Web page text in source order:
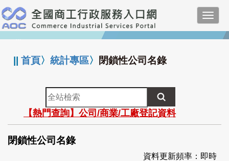
跳
到
主
要
:::
||首頁〉統計專區〉 閉鎖性公司名錄
全
站
檢
索
【熱門查詢】公司/商業/工廠登記資料
閉鎖性公司名錄
資料更新頻率：即時